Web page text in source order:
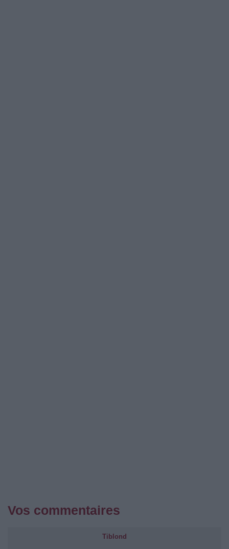
Vos commentaires
Tiblond